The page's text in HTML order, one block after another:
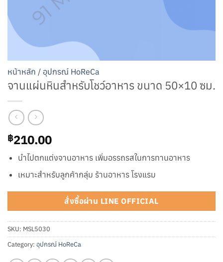
หน้าหลัก / อุปกรณ์ HoReCa
จานแผ่นหินสำหรับโชว์อาหาร ขนาด 50×10 ซม.
฿210.00
นำไปตกแต่งจานอาหาร เพิ่มอรรถรสในการทานอาหาร
เหมาะสำหรับลูกค้ากลุ่ม ร้านอาหาร โรงแรม
สั่งซื้อผ่าน LINE OFFICIAL
SKU: MSL5030
Category: อุปกรณ์ HoReCa